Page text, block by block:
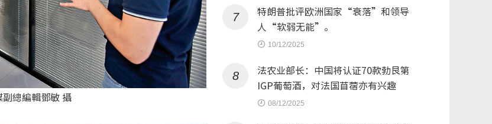
總編輯鄧敏 攝
7
特朗普批评欧洲国家“衰落”和领导
人“软弱无能”。
10/12/2025
8
法农业部长：中国将认证70款勃艮第
IGP葡萄酒，对法国苜蓿亦有兴趣
08/12/2025